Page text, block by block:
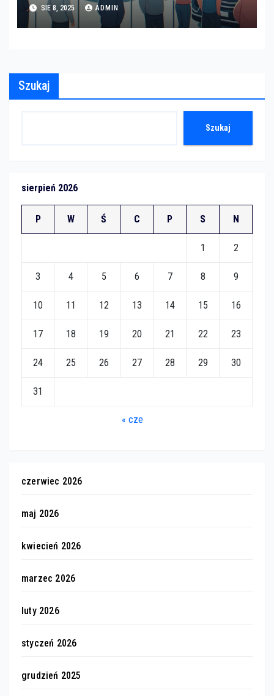
SIE 8, 2025 ADMIN
Szukaj
Szukaj
sierpień 2026
P W Ś C P S N
1 2
3 4 5 6 7 8 9
10 11 12 13 14 15 16
17 18 19 20 21 22 23
24 25 26 27 28 29 30
31
« cze
czerwiec 2026
maj 2026
kwiecień 2026
marzec 2026
luty 2026
styczeń 2026
grudzień 2025